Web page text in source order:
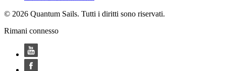
© 2026 Quantum Sails. Tutti i diritti sono riservati.
Rimani connesso